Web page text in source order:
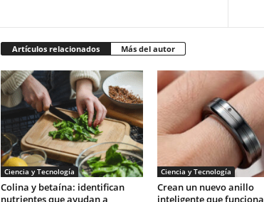
Artículos relacionados Más del autor
Ciencia y Tecnología
Colina y betaína: identifican
nutrientes que ayudan a
Ciencia y Tecnología
Crean un nuevo anillo
inteligente que funciona